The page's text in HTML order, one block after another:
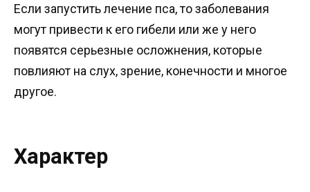
Если запустить лечение пса, то заболевания
могут привести к его гибели или же у него
появятся серьезные осложнения, которые
повлияют на слух, зрение, конечности и многое
другое.
Характер